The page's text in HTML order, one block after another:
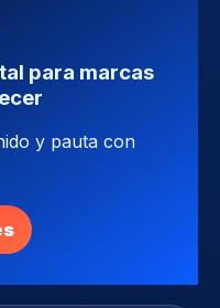
para marcas
y pauta con